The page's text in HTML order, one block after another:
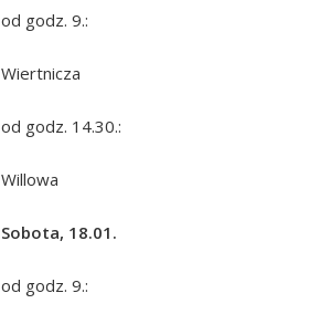
od godz. 9.:
Wiertnicza
od godz. 14.30.:
Willowa
Sobota, 18.01.
od godz. 9.: